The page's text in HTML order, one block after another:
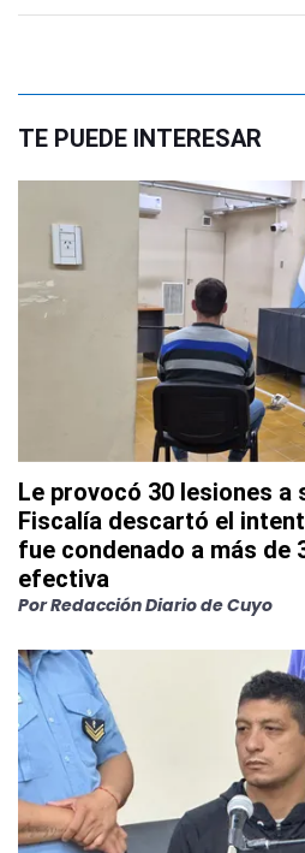
TE PUEDE INTERESAR
Le provocó 30 lesiones a
Fiscalía descartó el
fue condenado a más de
efectiva
PorRedacción Diario de Cuyo